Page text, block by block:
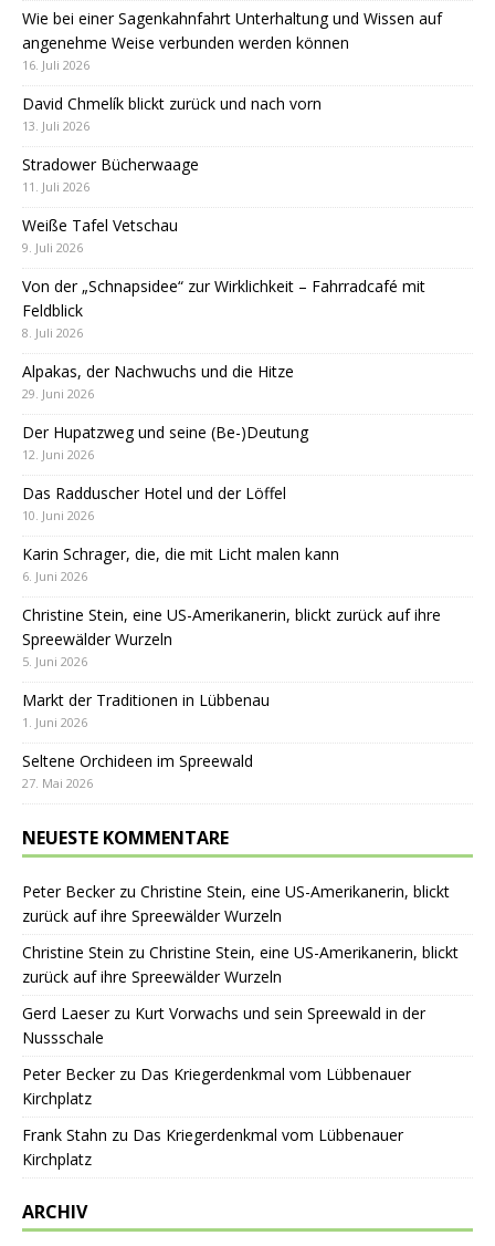
Wie bei einer Sagenkahnfahrt Unterhaltung und Wissen auf
angenehme Weise verbunden werden können
16. Juli 2026
David Chmelík blickt zurück und nach vorn
13. Juli 2026
Stradower Bücherwaage
11. Juli 2026
Weiße Tafel Vetschau
9. Juli 2026
Von der „Schnapsidee“ zur Wirklichkeit – Fahrradcafé mit
Feldblick
8. Juli 2026
Alpakas, der Nachwuchs und die Hitze
29. Juni 2026
Der Hupatzweg und seine (Be-)Deutung
12. Juni 2026
Das Radduscher Hotel und der Löffel
10. Juni 2026
Karin Schrager, die, die mit Licht malen kann
6. Juni 2026
Christine Stein, eine US-Amerikanerin, blickt zurück auf ihre
Spreewälder Wurzeln
5. Juni 2026
Markt der Traditionen in Lübbenau
1. Juni 2026
Seltene Orchideen im Spreewald
27. Mai 2026
NEUESTE KOMMENTARE
Peter Beckerzu Christine Stein, eine US-Amerikanerin, blickt
zurück auf ihre Spreewälder Wurzeln
Christine Stein zu Christine Stein, eine US-Amerikanerin, blickt
zurück auf ihre Spreewälder Wurzeln
Gerd Laeserzu Kurt Vorwachs und sein Spreewald in der
Nussschale
Peter Beckerzu Das Kriegerdenkmal vom Lübbenauer
Kirchplatz
Frank Stahn zu Das Kriegerdenkmal vom Lübbenauer
Kirchplatz
ARCHIV